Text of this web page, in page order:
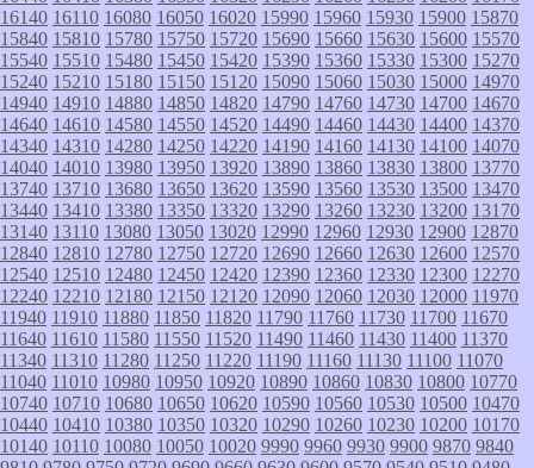
16140 16110 16080 16050 16020 15990 15960 15930 15900 15870
15840 15810 15780 15750 15720 15690 15660 15630 15600 15570
15540 15510 15480 15450 15420 15390 15360 15330 15300 15270
15240 15210 15180 15150 15120 15090 15060 15030 15000 14970
14940 14910 14880 14850 14820 14790 14760 14730 14700 14670
14640 14610 14580 14550 14520 14490 14460 14430 14400 14370
14340 14310 14280 14250 14220 14190 14160 14130 14100 14070
14040 14010 13980 13950 13920 13890 13860 13830 13800 13770
13740 13710 13680 13650 13620 13590 13560 13530 13500 13470
13440 13410 13380 13350 13320 13290 13260 13230 13200 13170
13140 13110 13080 13050 13020 12990 12960 12930 12900 12870
12840 12810 12780 12750 12720 12690 12660 12630 12600 12570
12540 12510 12480 12450 12420 12390 12360 12330 12300 12270
12240 12210 12180 12150 12120 12090 12060 12030 12000 11970
11940 11910 11880 11850 11820 11790 11760 11730 11700 11670
11640 11610 11580 11550 11520 11490 11460 11430 11400 11370
11340 11310 11280 11250 11220 11190 11160 11130 11100 11070
11040 11010 10980 10950 10920 10890 10860 10830 10800 10770
10740 10710 10680 10650 10620 10590 10560 10530 10500 10470
10440 10410 10380 10350 10320 10290 10260 10230 10200 10170
10140 10110 10080 10050 10020 9990 9960 9930 9900 9870 9840